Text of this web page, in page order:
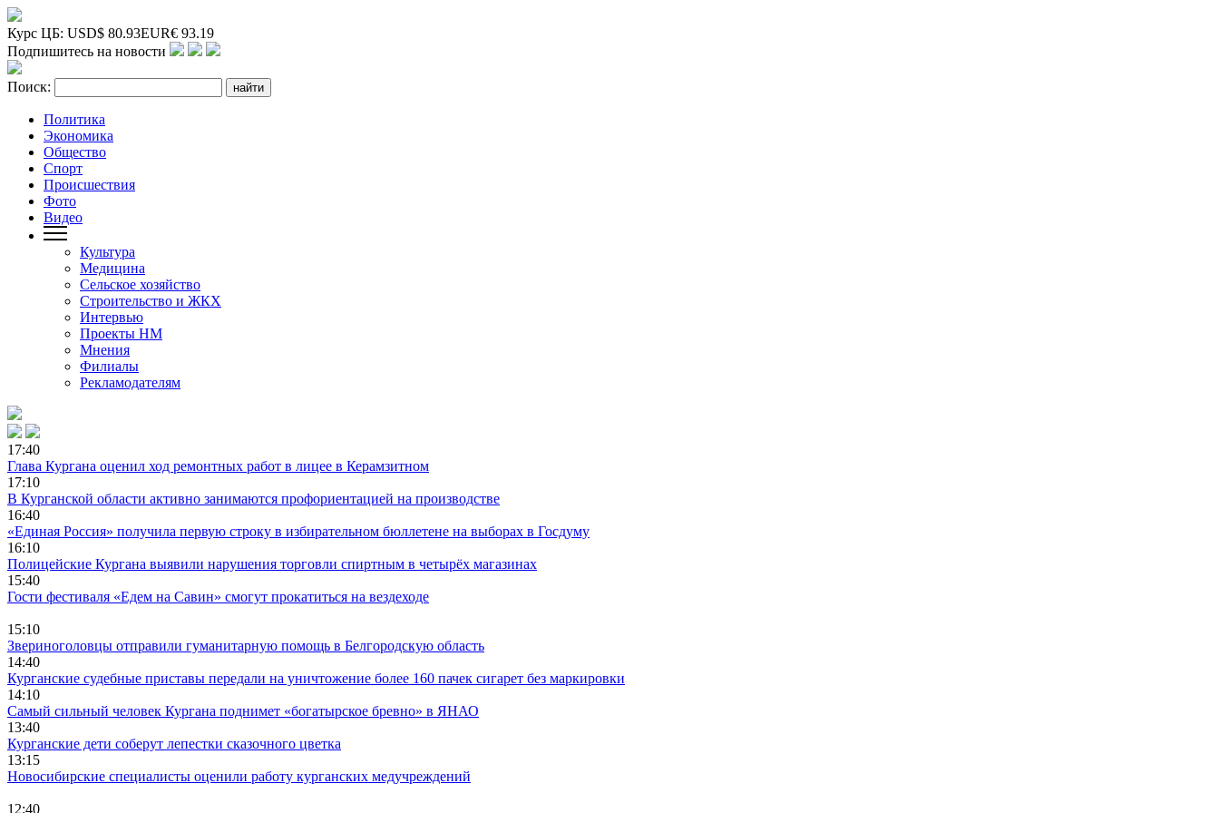
Курс ЦБ: USD$ 80.93EUR€ 93.19
Подпишитесь на новости
Поиск:
Политика
Экономика
Общество
Спорт
Происшествия
Фото
Видео
Культура
Медицина
Сельское хозяйство
Строительство и ЖКХ
Интервью
Проекты НМ
Мнения
Филиалы
Рекламодателям
17:40
Глава Кургана оценил ход ремонтных работ в лицее в Керамзитном
17:10
В Курганской области активно занимаются профориентацией на производстве
16:40
«Единая Россия» получила первую строку в избирательном бюллетене на выборах в Госдуму
16:10
Полицейские Кургана выявили нарушения торговли спиртным в четырёх магазинах
15:40
Гости фестиваля «Едем на Савин» смогут прокатиться на вездеходе
15:10
Звериноголовцы отправили гуманитарную помощь в Белгородскую область
14:40
Курганские судебные приставы передали на уничтожение более 160 пачек сигарет без маркировки
14:10
Самый сильный человек Кургана поднимет «богатырское бревно» в ЯНАО
13:40
Курганские дети соберут лепестки сказочного цветка
13:15
Новосибирские специалисты оценили работу курганских медучреждений
12:40